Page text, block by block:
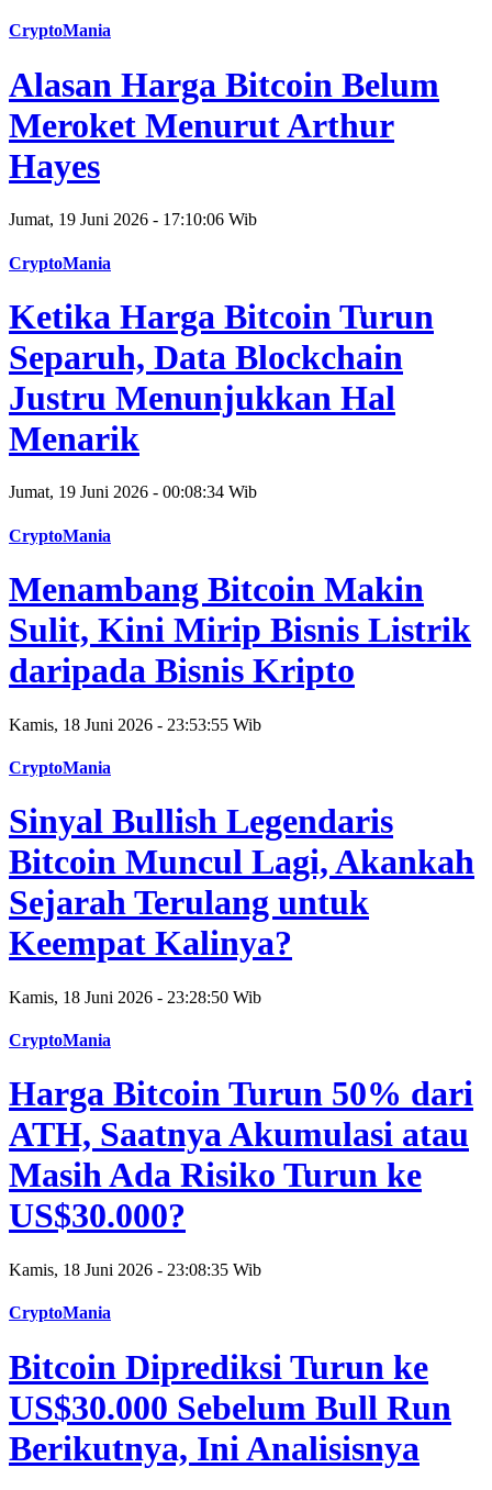
CryptoMania
Alasan Harga Bitcoin Belum
Meroket Menurut Arthur
Hayes
Jumat, 19 Juni 2026 - 17:10:06 Wib
CryptoMania
Ketika Harga Bitcoin Turun
Separuh, Data Blockchain
Justru Menunjukkan Hal
Menarik
Jumat, 19 Juni 2026 - 00:08:34 Wib
CryptoMania
Menambang Bitcoin Makin
Sulit, Kini Mirip Bisnis Listrik
daripada Bisnis Kripto
Kamis, 18 Juni 2026 - 23:53:55 Wib
CryptoMania
Sinyal Bullish Legendaris
Bitcoin Muncul Lagi, Akankah
Sejarah Terulang untuk
Keempat Kalinya?
Kamis, 18 Juni 2026 - 23:28:50 Wib
CryptoMania
Harga Bitcoin Turun 50% dari
ATH, Saatnya Akumulasi atau
Masih Ada Risiko Turun ke
US$30.000?
Kamis, 18 Juni 2026 - 23:08:35 Wib
CryptoMania
Bitcoin Diprediksi Turun ke
US$30.000 Sebelum Bull Run
Berikutnya, Ini Analisisnya